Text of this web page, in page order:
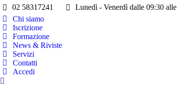
02 58317241 Lunedì - Venerdì dalle 09:30
Chi siamo
Iscrizione
Formazione
News & Riviste
Servizi
Contatti
Accedi
Cerca: